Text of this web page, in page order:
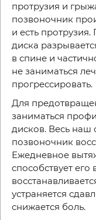
протрузия и
позвоночник
и есть
диска
в спине и
не заниматься
прогрессировать.
Для
заниматься
дисков. Весь наш
позвоночник
Ежедневное
способствует
устраняется
снижается боль.